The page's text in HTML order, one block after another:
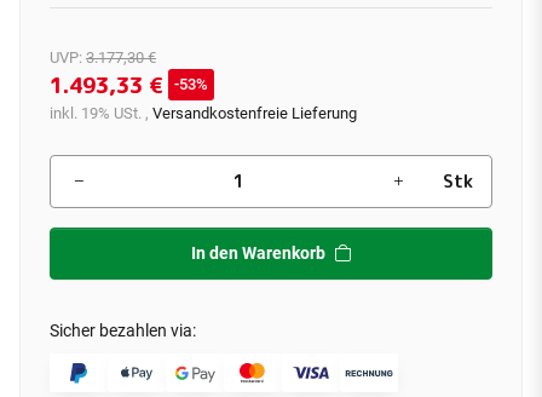
UVP: 3.177,30 €
1.493,33 €
53%
inkl. 19% USt. , Versandkostenfreie Lieferung
Stk
In den Warenkorb
Sicher bezahlen via: